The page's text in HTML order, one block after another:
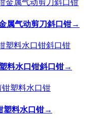
属气动剪刀斜口钳→
料水口钳斜口钳→
塑料水口钳→